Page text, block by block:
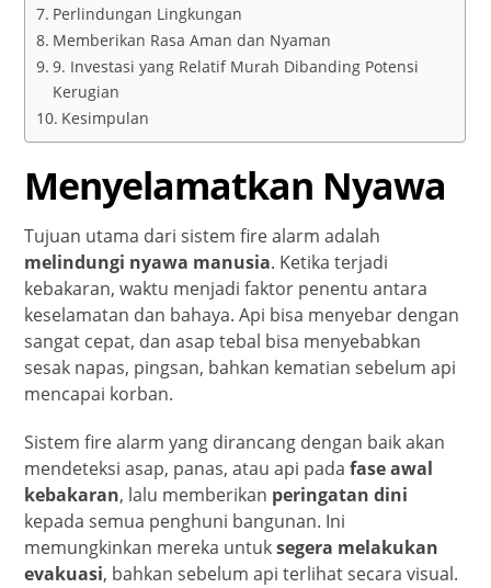
Perlindungan Lingkungan
Memberikan Rasa Aman dan Nyaman
9. Investasi yang Relatif Murah Dibanding Potensi
Kerugian
Kesimpulan
Menyelamatkan Nyawa
Tujuan utama dari sistem fire alarm adalah
melindungi nyawa manusia. Ketika terjadi
kebakaran, waktu menjadi faktor penentu antara
keselamatan dan bahaya. Api bisa menyebar dengan
sangat cepat, dan asap tebal bisa menyebabkan
sesak napas, pingsan, bahkan kematian sebelum api
mencapai korban.
Sistem fire alarm yang dirancang dengan baik akan
mendeteksi asap, panas, atau api padafase awal
kebakaran, lalu memberikan peringatan dini
kepada semua penghuni bangunan. Ini
memungkinkan mereka untuksegera melakukan
evakuasi, bahkan sebelum api terlihat secara visual.